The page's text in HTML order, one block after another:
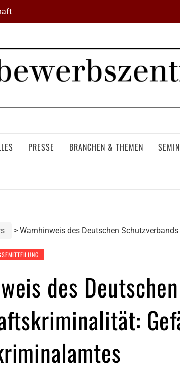
PRESSE BRANCHEN & THEMEN
Warnhinweis des Deutschen
des